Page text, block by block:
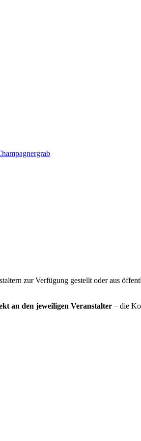
zur Verfügung gestellt oder aus
an den jeweiligen Veranstalter – die